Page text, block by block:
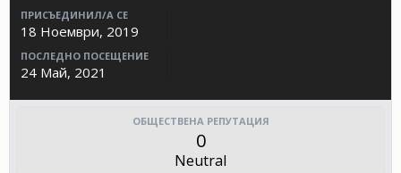
ПРИСЪЕДИНИЛ/А СЕ
18 Ноември, 2019
ПОСЛЕДНО ПОСЕЩЕНИЕ
24 Май, 2021
ОБЩЕСТВЕНА РЕПУТАЦИЯ
0
Neutral